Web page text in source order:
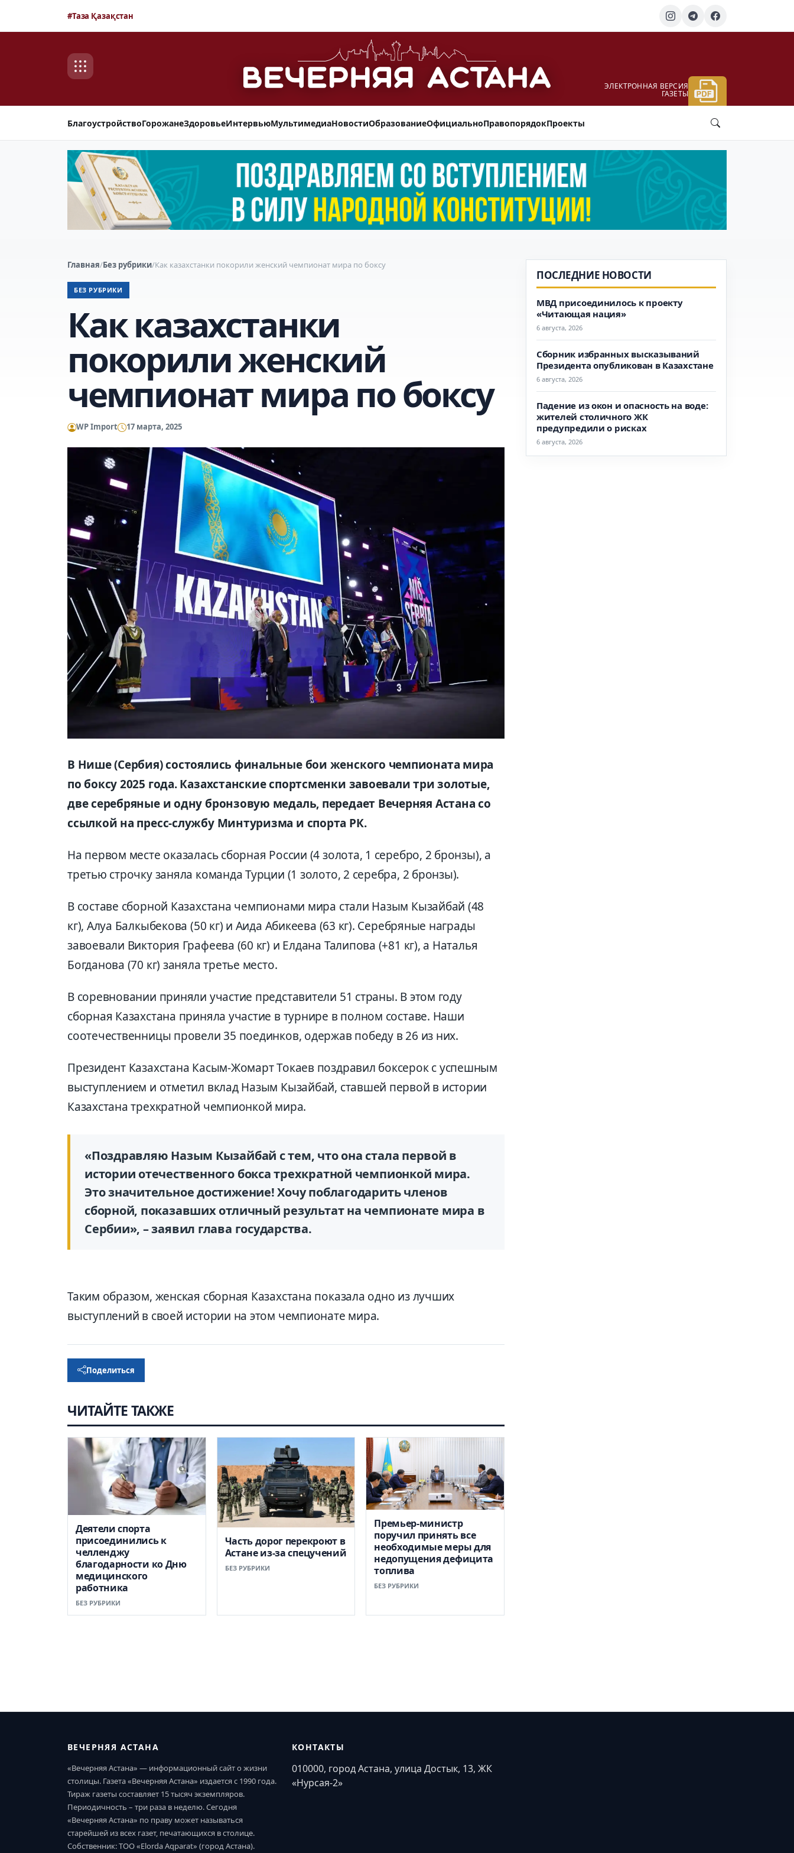
#Таза Қазақстан
ЭЛЕКТРОННАЯ ВЕРСИЯ
ГАЗЕТЫ
БлагоустройствоГорожанеЗдоровьеИнтервьюМультимедиаНовостиОбразованиеОфициальноПравопорядокПроекты
Главная/Без рубрики/Как казахстанки покорили женский чемпионат мира по боксу
БЕЗ РУБРИКИ
Как казахстанки
покорили женский
чемпионат мира по боксу
WP Import 17 марта, 2025
В Нише (Сербия) состоялись финальные бои женского чемпионата мира
по боксу 2025 года. Казахстанские спортсменки завоевали три золотые,
две серебряные и одну бронзовую медаль, передает Вечерняя Астана со
ссылкой на пресс-службу Минтуризма и спорта РК.
На первом месте оказалась сборная России (4 золота, 1 серебро, 2 бронзы), а
третью строчку заняла команда Турции (1 золото, 2 серебра, 2 бронзы).
В составе сборной Казахстана чемпионами мира стали Назым Кызайбай (48
кг), Алуа Балкыбекова (50 кг) и Аида Абикеева (63 кг). Серебряные награды
завоевали Виктория Графеева (60 кг) и Елдана Талипова (+81 кг), а Наталья
Богданова (70 кг) заняла третье место.
В соревновании приняли участие представители 51 страны. В этом году
сборная Казахстана приняла участие в турнире в полном составе. Наши
соотечественницы провели 35 поединков, одержав победу в 26 из них.
Президент Казахстана Касым-Жомарт Токаев поздравил боксерок с успешным
выступлением и отметил вклад Назым Кызайбай, ставшей первой в истории
Казахстана трехкратной чемпионкой мира.
«Поздравляю Назым Кызайбай с тем, что она стала первой в
истории отечественного бокса трехкратной чемпионкой мира.
Это значительное достижение! Хочу поблагодарить членов
сборной, показавших отличный результат на чемпионате мира в
Сербии», – заявил глава государства.
Таким образом, женская сборная Казахстана показала одно из лучших
выступлений в своей истории на этом чемпионате мира.
Поделиться
ЧИТАЙТЕ ТАКЖЕ
Деятели спорта
присоединились к
челленджу
благодарности ко Дню
медицинского
работника
БЕЗ РУБРИКИ
Часть дорог перекроют в
Астане из-за спецучений
БЕЗ РУБРИКИ
Премьер-министр
поручил принять все
необходимые меры для
недопущения дефицита
топлива
БЕЗ РУБРИКИ
ПОСЛЕДНИЕ НОВОСТИ
МВД присоединилось к проекту
«Читающая нация»
6 августа, 2026
Сборник избранных высказываний
Президента опубликован в Казахстане
6 августа, 2026
Падение из окон и опасность на воде:
жителей столичного ЖК
предупредили о рисках
6 августа, 2026
ВЕЧЕРНЯЯ АСТАНА
«Вечерняя Астана» — информационный сайт о жизни
столицы. Газета «Вечерняя Астана» издается с 1990 года.
Тираж газеты составляет 15 тысяч экземпляров.
Периодичность – три раза в неделю. Сегодня
«Вечерняя Астана» по праву может называться
старейшей из всех газет, печатающихся в столице.
Собственник: ТОО «Elorda Aqparat» (город Астана).
КОНТАКТЫ
010000, город Астана, улица Достык, 13, ЖК
«Нурсая-2»